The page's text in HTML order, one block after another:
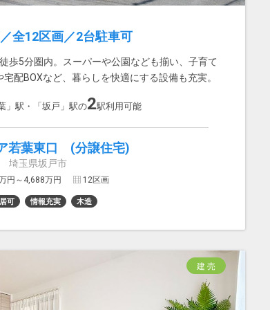
全12区画／2台駐車可
歩5分圏内。スーパーや公園なども揃い、子育て
配BOXなど、暮らしを快適にする設備も充実。
」駅・「坂戸」駅の2駅利用可能
若葉東口 (分譲住宅)
埼玉県坂戸市
円～4,688万円 12区画
可 情報充実 木造
建 売